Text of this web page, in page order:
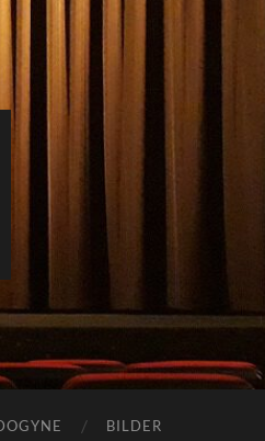
BILDER